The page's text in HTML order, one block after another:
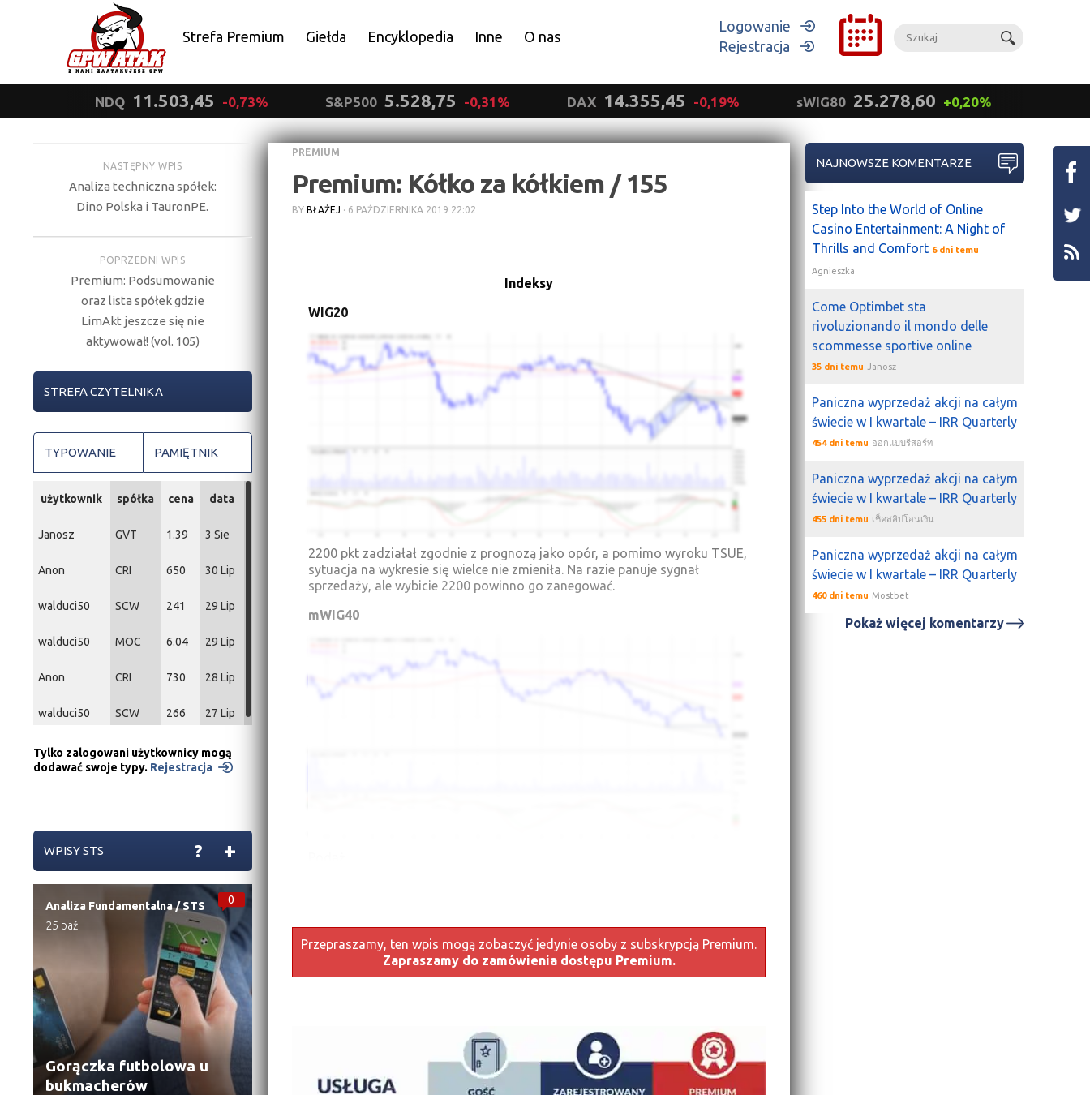
Strefa Premium Giełda Encyklopedia Inne O nas
Logowanie
Rejestracja
NDQ 11.503,45 -0,73% S&P500 5.528,75 -0,31% DAX 14.355,45 -0,19% sWIG80 25.278,60 +0,20%
PREMIUM
Premium: Kółko za kółkiem / 155
BY BŁAŻEJ · 6 PAŹDZIERNIKA 2019 22:02
Indeksy
WIG20
2200 pkt zadziałał zgodnie z prognozą jako opór, a pomimo wyroku TSUE,
sytuacja na wykresie się wielce nie zmieniła. Na razie panuje sygnał
sprzedaży, ale wybicie 2200 powinno go zanegować.
mWIG40
Przepraszamy, ten wpis mogą zobaczyć jedynie osoby z subskrypcją Premium.
Zapraszamy do zamówienia dostępu Premium.
NASTĘPNY WPIS
Analiza techniczna spółek:
Dino Polska i TauronPE.
POPRZEDNI WPIS
Premium: Podsumowanie
oraz lista spółek gdzie
LimAkt jeszcze się nie
aktywował! (vol. 105)
STREFA CZYTELNIKA
TYPOWANIE PAMIĘTNIK
użytkownik spółka cena data
Janosz GVT 1.39 3 Sie
Anon CRI 650 30 Lip
walduci50 SCW 241 29 Lip
walduci50 MOC 6.04 29 Lip
Anon CRI 730 28 Lip
walduci50 SCW 266 27 Lip
Tylko zalogowani użytkownicy mogą
dodawać swoje typy. Rejestracja
WPISY STS +
?
0
Analiza Fundamentalna/STS
25 paź
Gorączka futbolowa u
bukmacherów
NAJNOWSZE KOMENTARZE
Step Into the World of Online
Casino Entertainment: A Night of
Thrills and Comfort 6 dni temu
Agnieszka
Come Optimbet sta
rivoluzionando il mondo delle
scommesse sportive online
35 dni temu Janosz
Paniczna wyprzedaż akcji na całym
świecie w I kwartale – IRR Quarterly
454 dni temu ออกแบบรีสอร์ท
Paniczna wyprzedaż akcji na całym
świecie w I kwartale – IRR Quarterly
455 dni temu เช็คสลิปโอนเงิน
Paniczna wyprzedaż akcji na całym
świecie w I kwartale – IRR Quarterly
460 dni temu Mostbet
Pokaż więcej komentarzy